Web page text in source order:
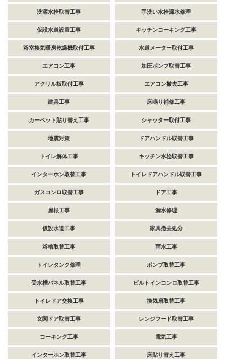
洗濯水栓取替工事 手洗い水栓漏水修理
仮設水道設置工事 キッチンコーキング工事
浴室換気暖房乾燥機取付工事 水道メーター取付工事
エアコン工事 加圧ポンプ取替工事
アクリル板取付工事 エアコン撤去工事
建具工事 床鳴り補修工事
カーペット貼り替え工事 シャッター取付工事
地震対策 ドアハンドル取替工事
トイレ解体工事 キッチン水栓取替工事
インターホン取替工事 トイレドアハンドル取替工事
ガスコンロ取替工事 ドア工事
屋根工事 漏水修理
仮設水道工事 家具撤去処分
浴槽取替工事 雨水工事
トイレタンク修理 ポンプ取替工事
受水槽パネル取替工事 ビルトインコンロ取替工事
トイレドア交換工事 換気扇取替工事
玄関ドア取替工事 レンジフード取替工事
コーキング工事 電気工事
インターホン取替工事 床貼り替え工事